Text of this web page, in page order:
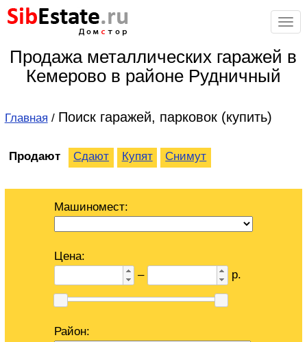
SibEstate.ru
стор
Продажа металлических гаражей в
Кемерово в районе Рудничный
Главная / Поиск гаражей, парковок (купить)
Продают Сдают Купят Снимут
Машиномест:
Цена:
–
р.
Район: